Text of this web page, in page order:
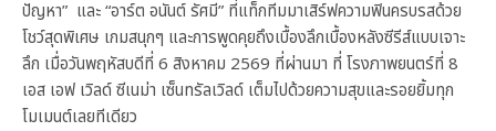
ปัญหา” และ “อาร์ต อนันต์ รัศมี” ที่แท็กทีมมาเสิร์ฟความฟินครบรสด้วย
โชว์สุดพิเศษ เกมสนุกๆ และการพูดคุยถึงเบื้องลึกเบื้องหลังซีรีส์แบบเจาะ
ลึก เมื่อวันพฤหัสบดีที่ 6 สิงหาคม 2569 ที่ผ่านมา ที่ โรงภาพยนตร์ที่ 8
เอส เอฟ เวิลด์ ซีเนม่า เซ็นทรัลเวิลด์ เต็มไปด้วยความสุขและรอยยิ้มทุก
โมเมนต์เลยทีเดียว